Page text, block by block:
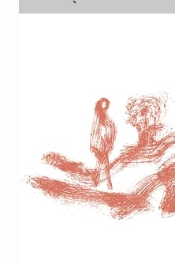
族はもうだめなのか？／使え
あとがき――「聞く」の現場の